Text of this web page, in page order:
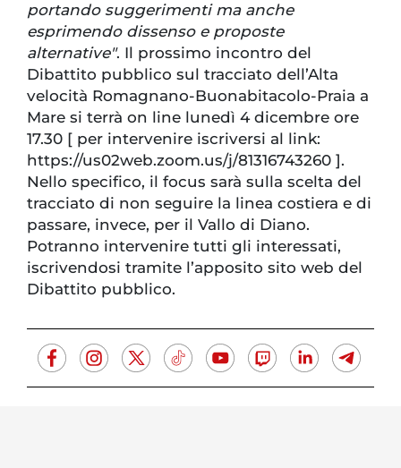
portando suggerimenti ma anche
esprimendo dissenso e proposte
alternative". Il prossimo incontro del
Dibattito pubblico sul tracciato dell’Alta
velocità Romagnano-Buonabitacolo-Praia a
Mare si terrà on line lunedì 4 dicembre ore
17.30 [ per intervenire iscriversi al link:
https://us02web.zoom.us/j/81316743260 ].
Nello specifico, il focus sarà sulla scelta del
tracciato di non seguire la linea costiera e di
passare, invece, per il Vallo di Diano.
Potranno intervenire tutti gli interessati,
iscrivendosi tramite l’apposito sito web del
Dibattito pubblico.